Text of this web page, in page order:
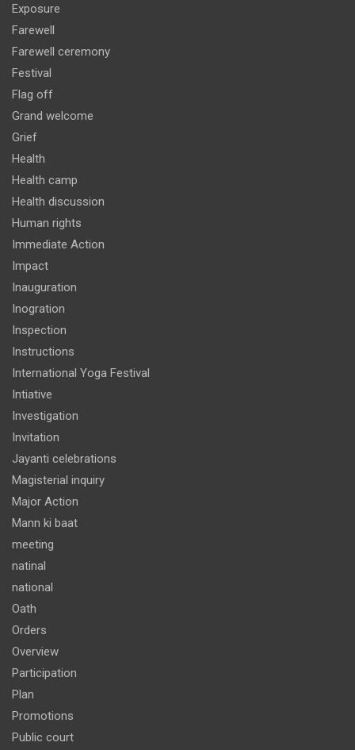
Exposure
Farewell
Farewell ceremony
Festival
Flag off
Grand welcome
Grief
Health
Health camp
Health discussion
Human rights
Immediate Action
Impact
Inauguration
Inogration
Inspection
Instructions
International Yoga Festival
Intiative
Investigation
Invitation
Jayanti celebrations
Magisterial inquiry
Major Action
Mann ki baat
meeting
natinal
national
Oath
Orders
Overview
Participation
Plan
Promotions
Public court